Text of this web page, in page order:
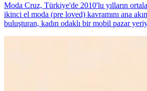
Moda Cruz, Türkiye'de 2010'lu yılların
ikinci el moda (pre loved) kavramını ana
buluşturan, kadın odaklı bir mobil pazar